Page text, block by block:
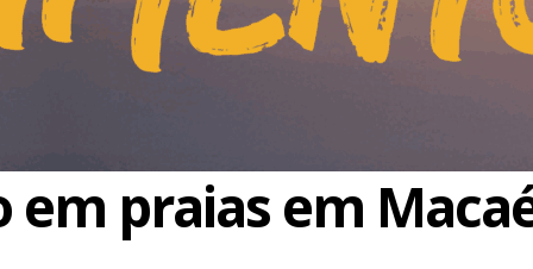
praias em